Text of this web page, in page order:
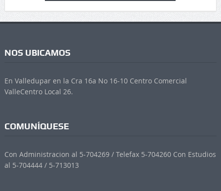
NOS UBICAMOS
En Valledupar en la Cra 16a No 16-10 Centro Comercial
ValleCentro Local 26.
COMUNÍQUESE
Con Administracion al 5-704269 / Telefax 5-704260 Con Estudios
al 5-704444 / 5-713013